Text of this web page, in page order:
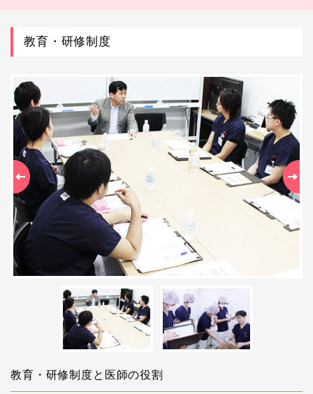
教育・研修制度
Previous
教育・研修制度と医師の役割